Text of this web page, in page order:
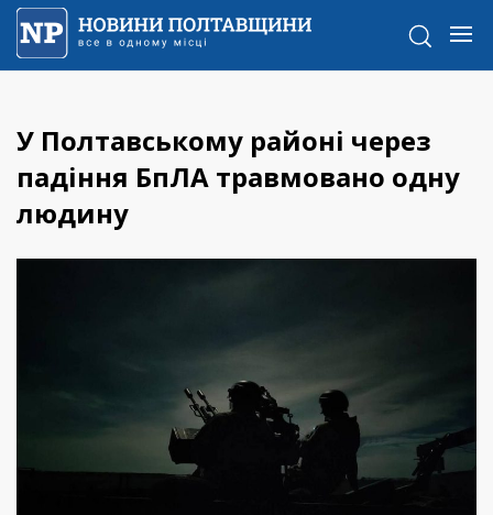
У Полтавському районі через
падіння БпЛА травмовано одну
людину